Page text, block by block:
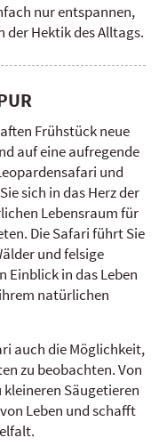
nur entspannen,
der Hektik des Alltags.
Frühstück neue
auf eine aufregende
und
sich in das Herz der
Lebensraum für
Die Safari führt Sie
und felsige
Einblick in das Leben
natürlichen
auch die Möglichkeit,
zu beobachten. Von
Säugetieren
Leben und schafft